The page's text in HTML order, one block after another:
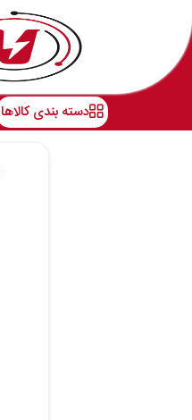
دسته بندی کالاها